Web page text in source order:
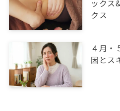
ックス
クス
４月・
因とス